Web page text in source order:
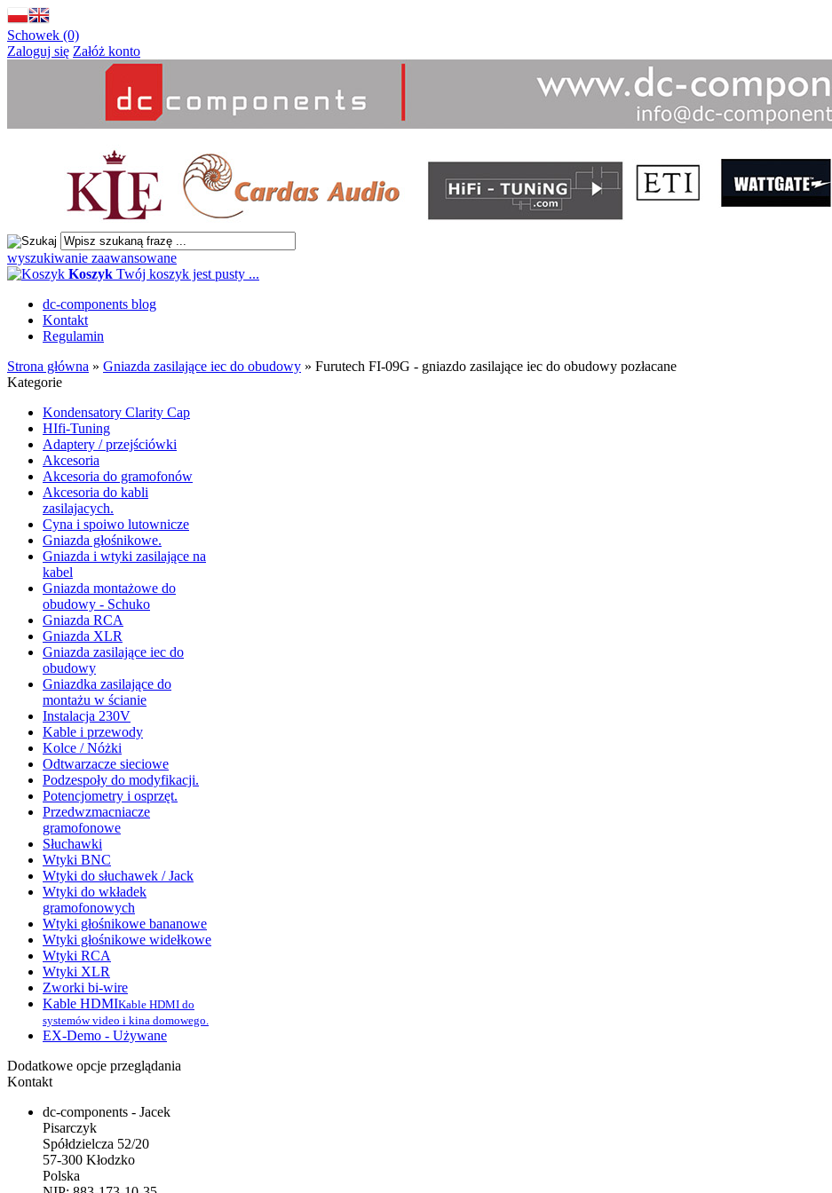
Schowek (0)
Zaloguj się Załóż konto
wyszukiwanie zaawansowane
Koszyk Twój koszyk jest pusty ...
dc-components blog
Kontakt
Regulamin
Strona główna » Gniazda zasilające iec do obudowy » Furutech FI-09G - gniazdo zasilające iec do obudowy pozłacane
Kategorie
Kondensatory Clarity Cap
HIfi-Tuning
Adaptery / przejściówki
Akcesoria
Akcesoria do gramofonów
Akcesoria do kabli
zasilajacych.
Cyna i spoiwo lutownicze
Gniazda głośnikowe.
Gniazda i wtyki zasilające na
kabel
Gniazda montażowe do
obudowy - Schuko
Gniazda RCA
Gniazda XLR
Gniazda zasilające iec do
obudowy
Gniazdka zasilające do
montażu w ścianie
Instalacja 230V
Kable i przewody
Kolce / Nóżki
Odtwarzacze sieciowe
Podzespoły do modyfikacji.
Potencjometry i osprzęt.
Przedwzmacniacze
gramofonowe
Słuchawki
Wtyki BNC
Wtyki do słuchawek / Jack
Wtyki do wkładek
gramofonowych
Wtyki głośnikowe bananowe
Wtyki głośnikowe widełkowe
Wtyki RCA
Wtyki XLR
Zworki bi-wire
Kable HDMIKable HDMI do
systemów video i kina domowego.
EX-Demo - Używane
Dodatkowe opcje przeglądania
Kontakt
dc-components - Jacek
Pisarczyk
Spółdzielcza 52/20
57-300 Kłodzko
Polska